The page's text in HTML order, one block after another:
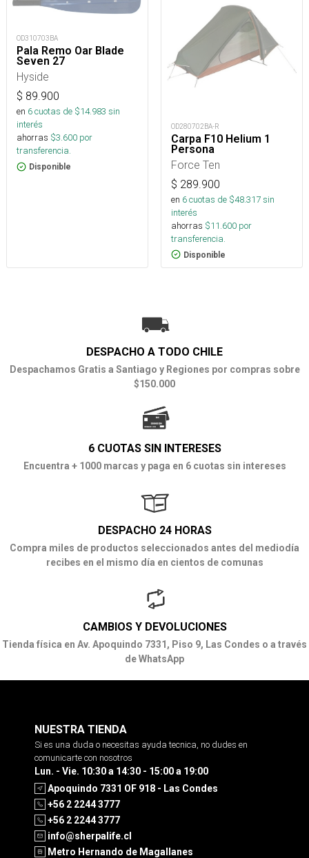
OD310703BA
Pala Remo Oar Blade
Seven 27
Hyside
$ 89.900
en 6cuotas de $14.983 sin
interés
ahorras $3.600 por
transferencia.
Disponible
OD280702BA-R
Carpa F10 Helium 1
Persona
Force Ten
$ 289.900
en 6cuotas de $48.317sin
interés
ahorras $11.600 por
transferencia.
Disponible
DESPACHO A TODO CHILE
Despachamos Gratis a Santiago y Regiones por compras sobre
$150.000
6 CUOTAS SIN INTERESES
Encuentra + 1000 marcas y paga en 6 cuotas sin intereses
DESPACHO 24 HORAS
Compra miles de productos seleccionados antes del mediodía
recibes en el mismo día en cientos de comunas
CAMBIOS Y DEVOLUCIONES
Tienda física en Av. Apoquindo 7331, Piso 9, Las Condes o a través
de WhatsApp
NUESTRA TIENDA
Si es una duda o necesitas ayuda tecnica, no dudes en
comunicarte con nosotros
Lun. - Vie. 10:30 a 14:30 - 15:00 a 19:00
Apoquindo 7331 OF 918 - Las Condes
+56 2 2244 3777
+56 2 2244 3777
info@sherpalife.cl
Metro Hernando de Magallanes